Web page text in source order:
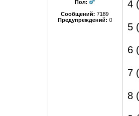
Пол:
Сообщений: 7189
Предупреждений: 0
4
5
6
7
8